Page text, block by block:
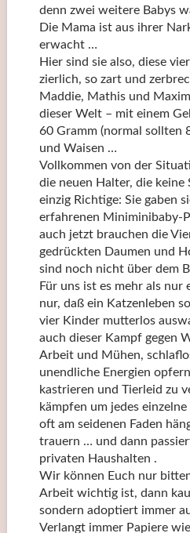
denn zwei weitere Babys
Die Mama ist aus ihrer
erwacht …
Hier sind sie also, diese
zierlich, so zart und
Maddie, Mathis und
dieser Welt – mit einem
60 Gramm (normal sollten
und Waisen …
Vollkommen von der
die neuen Halter, die
einzig Richtige: Sie gaben
erfahrenen Miniminibaby-
auch jetzt brauchen die
gedrückten Daumen und
sind noch nicht über dem
Für uns ist es mehr als nur
nur, daß ein Katzenleben
vier Kinder mutterlos
auch dieser Kampf gegen
Arbeit und Mühen,
unendliche Energien
kastrieren und Tierleid zu
kämpfen um jedes
oft am seidenen Faden
trauern … und dann
privaten Haushalten .
Wir können Euch nur
Arbeit wichtig ist, dann
sondern adoptiert immer
Verlangt immer Papiere